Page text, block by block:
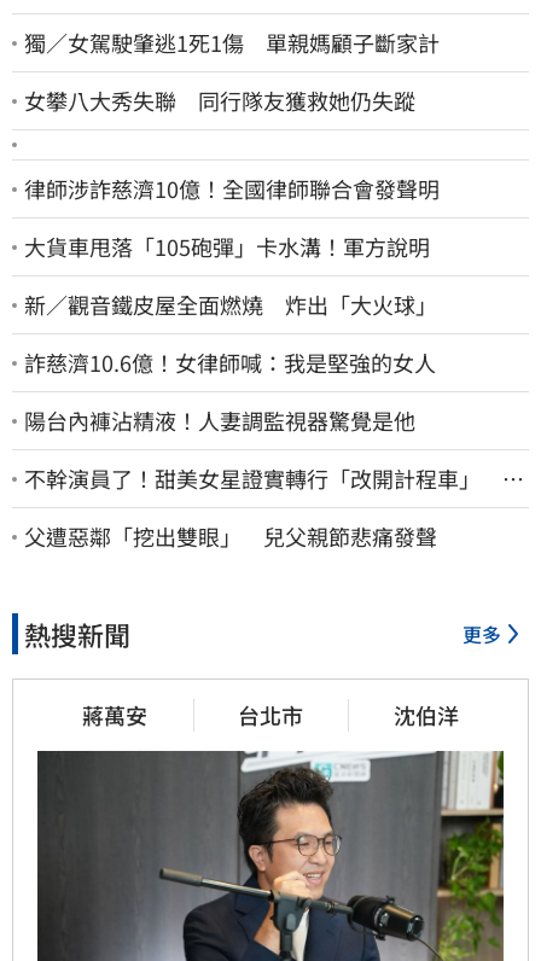
獨／女駕駛肇逃1死1傷 單親媽顧子斷家計
女攀八大秀失聯 同行隊友獲救她仍失蹤
律師涉詐慈濟10億！全國律師聯合會發聲明
大貨車甩落「105砲彈」卡水溝！軍方說明
新／觀音鐵皮屋全面燃燒 炸出「大火球」
詐慈濟10.6億！女律師喊：我是堅強的女人
陽台內褲沾精液！人妻調監視器驚覺是他
不幹演員了！甜美女星證實轉行「改開計程車」 驚
人收入全說了
父遭惡鄰「挖出雙眼」 兒父親節悲痛發聲
熱搜新聞 更多
蔣萬安 台北市 沈伯洋